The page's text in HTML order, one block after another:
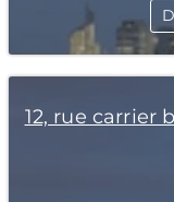
12, rue carrier